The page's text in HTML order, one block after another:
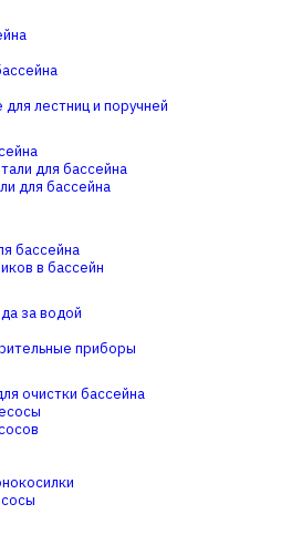
лестниц и поручней
для бассейна
для бассейна
бассейна
в бассейн
за водой
приборы
очистки бассейна